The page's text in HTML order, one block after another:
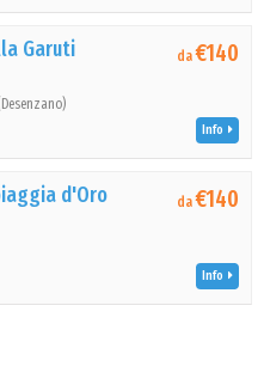
Garuti da€140
Info
d'Oro da€140
Info